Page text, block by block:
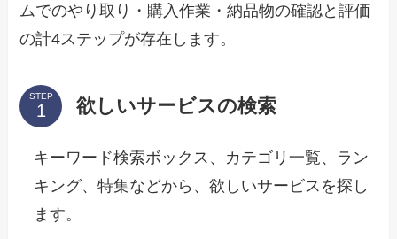
ムでのやり取り・購入作業・納品物の確認と評価
の計4ステップが存在します。
STEP 欲しいサービスの検索
キーワード検索ボックス、カテゴリ一覧、ラン
キング、特集などから、欲しいサービスを探し
ます。